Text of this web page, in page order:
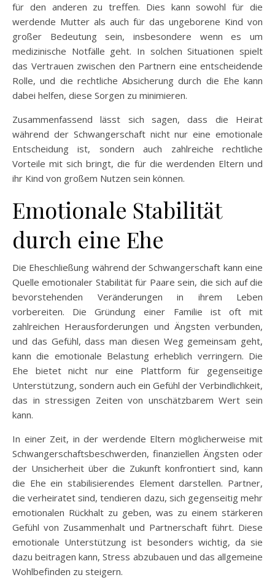
für den anderen zu treffen. Dies kann sowohl für die
werdende Mutter als auch für das ungeborene Kind von
großer Bedeutung sein, insbesondere wenn es um
medizinische Notfälle geht. In solchen Situationen spielt
das Vertrauen zwischen den Partnern eine entscheidende
Rolle, und die rechtliche Absicherung durch die Ehe kann
dabei helfen, diese Sorgen zu minimieren.
Zusammenfassend lässt sich sagen, dass die Heirat
während der Schwangerschaft nicht nur eine emotionale
Entscheidung ist, sondern auch zahlreiche rechtliche
Vorteile mit sich bringt, die für die werdenden Eltern und
ihr Kind von großem Nutzen sein können.
Emotionale Stabilität
durch eine Ehe
Die Eheschließung während der Schwangerschaft kann eine
Quelle emotionaler Stabilität für Paare sein, die sich auf die
bevorstehenden Veränderungen in ihrem Leben
vorbereiten. Die Gründung einer Familie ist oft mit
zahlreichen Herausforderungen und Ängsten verbunden,
und das Gefühl, dass man diesen Weg gemeinsam geht,
kann die emotionale Belastung erheblich verringern. Die
Ehe bietet nicht nur eine Plattform für gegenseitige
Unterstützung, sondern auch ein Gefühl der Verbindlichkeit,
das in stressigen Zeiten von unschätzbarem Wert sein
kann.
In einer Zeit, in der werdende Eltern möglicherweise mit
Schwangerschaftsbeschwerden, finanziellen Ängsten oder
der Unsicherheit über die Zukunft konfrontiert sind, kann
die Ehe ein stabilisierendes Element darstellen. Partner,
die verheiratet sind, tendieren dazu, sich gegenseitig mehr
emotionalen Rückhalt zu geben, was zu einem stärkeren
Gefühl von Zusammenhalt und Partnerschaft führt. Diese
emotionale Unterstützung ist besonders wichtig, da sie
dazu beitragen kann, Stress abzubauen und das allgemeine
Wohlbefinden zu steigern.